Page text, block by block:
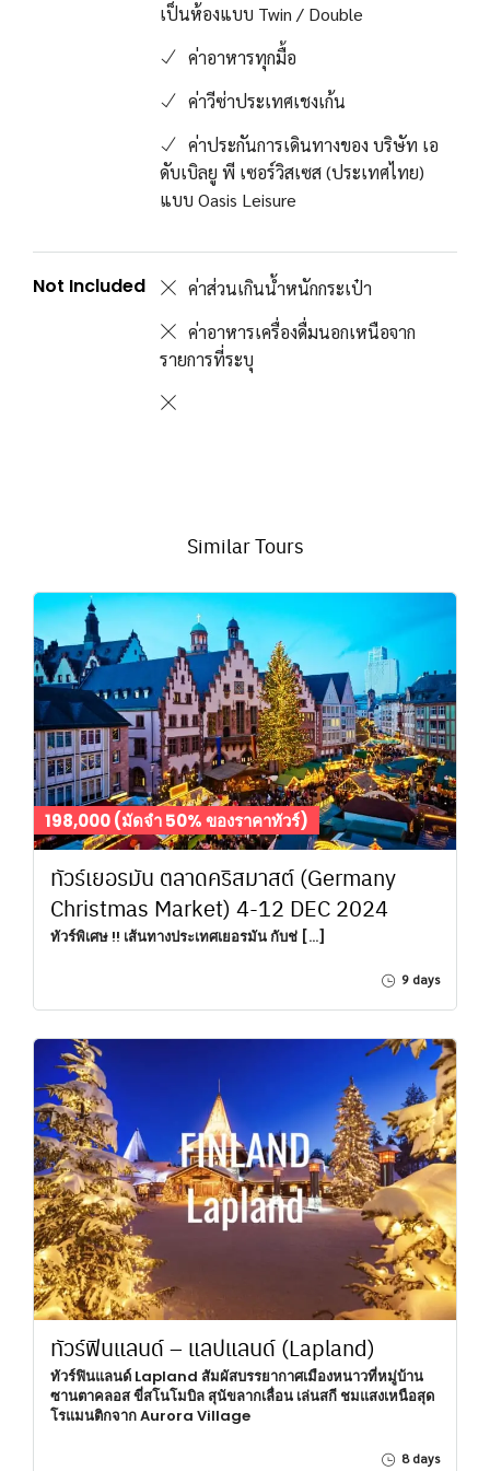
เป็นห้องแบบ Twin / Double
ค่าอาหารทุกมื้อ
ค่าวีซ่าประเทศเชงเก้น
ค่าประกันการเดินทางของ บริษัท เอ
ดับเบิลยู พี เซอร์วิสเซส (ประเทศไทย)
แบบ Oasis Leisure
Not Included
ค่าส่วนเกินน้ำหนักกระเป๋า
ค่าอาหารเครื่องดื่มนอกเหนือจาก
รายการที่ระบุ
Similar Tours
198,000 (มัดจำ 50% ของราคาทัวร์)
ทัวร์เยอรมัน ตลาดคริสมาสต์ (Germany
Christmas Market) 4-12 DEC 2024
ทัวร์พิเศษ !! เส้นทางประเทศเยอรมัน กับช่ […]
9 days
ทัวร์ฟินแลนด์ – แลปแลนด์ (Lapland)
ทัวร์ฟินแลนด์ Lapland สัมผัสบรรยากาศเมืองหนาวที่หมู่บ้าน
ซานตาคลอส ขี่สโนโมบิล สุนัขลากเลื่อน เล่นสกี ชมแสงเหนือสุด
โรแมนติกจาก Aurora Village
8 days